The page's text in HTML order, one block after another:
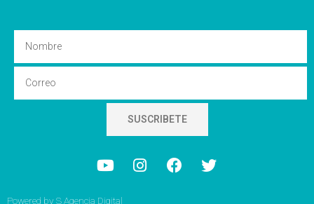
SUSCRIBETE
Y
o
I
n
F
a
T
w
Powered byS Agencia Digital